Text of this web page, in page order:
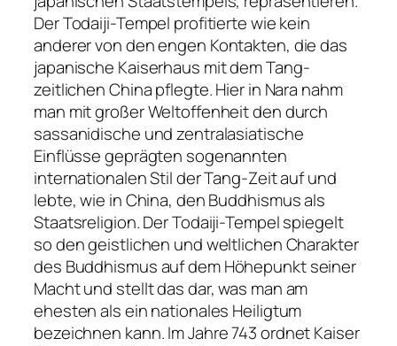
Der Todaiji-Tempel profitierte wie kein
anderer von den engen Kontakten, die das
japanische Kaiserhaus mit dem Tang-
zeitlichen China pflegte. Hier in Nara nahm
man mit großer Weltoffenheit den durch
sassanidische und zentralasiatische
Einflüsse geprägten sogenannten
internationalen Stil der Tang-Zeit auf und
lebte, wie in China, den Buddhismus als
Staatsreligion. Der Todaiji-Tempel spiegelt
so den geistlichen und weltlichen Charakter
des Buddhismus auf dem Höhepunkt seiner
Macht und stellt das dar, was man am
ehesten als ein nationales Heiligtum
bezeichnen kann. Im Jahre 743 ordnet Kaiser